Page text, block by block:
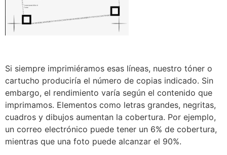
Si siempre imprimiéramos esas líneas, nuestro tóner o
cartucho produciría el número de copias indicado. Sin
embargo, el rendimiento varía según el contenido que
imprimamos. Elementos como letras grandes, negritas,
cuadros y dibujos aumentan la cobertura. Por ejemplo,
un correo electrónico puede tener un 6% de cobertura,
mientras que una foto puede alcanzar el 90%.